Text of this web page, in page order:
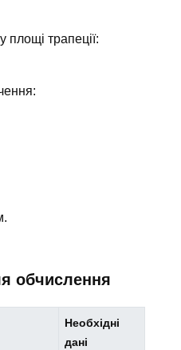
трапеції:
обчислення
Необхідні
дані